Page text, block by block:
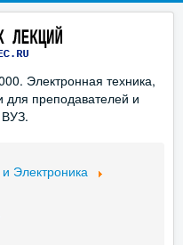
Электронная техника,
для преподавателей и
ВУЗ.
Электроника